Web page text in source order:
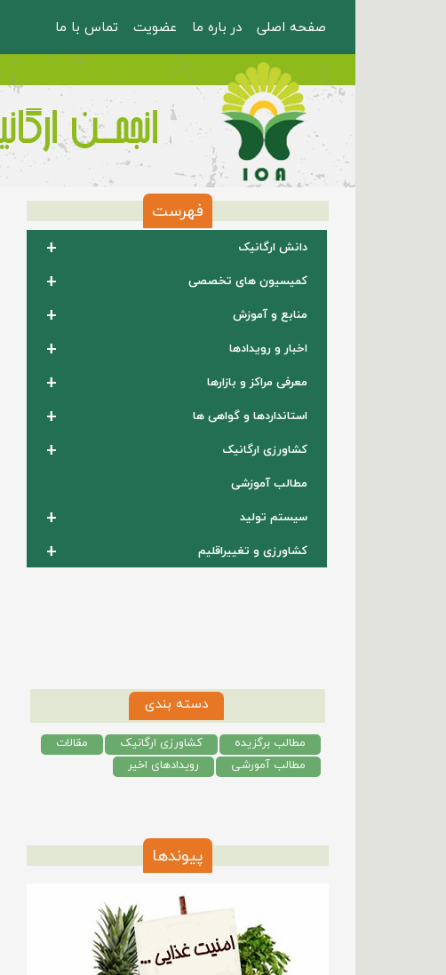
صفحه اصلی در باره ما عضویت تماس با ما
فهرست
دانش ارگانیک +
کمیسیون های تخصصی +
منابع و آموزش +
اخبار و رویدادها +
معرفی مراکز و بازارها +
استانداردها و گواهی ها +
کشاورزی ارگانیک +
مطالب آموزشی
سیستم تولید
+
کشاورزی و تغییراقلیم +
دسته بندی
مطالب برگزیده کشاورزی ارگانیک
مقالات
مطالب آمورشی
رویدادهای اخیر
پیوندها